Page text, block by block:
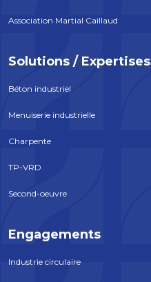
Association Martial Caillaud
Solutions / Expertises
Béton industriel
Menuiserie industrielle
Charpente
TP-VRD
Second-oeuvre
Engagements
Industrie circulaire